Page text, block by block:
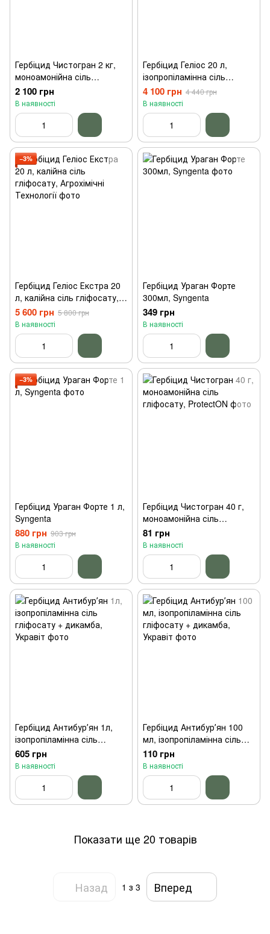
Гербіцид Чистогран 2 кг,
моноамонійна сіль
гліфосату, ProtectON
2 100 грн
В наявності
Гербіцид Геліос 20 л,
ізопропіламінна сіль
гліфосату, Агрохімічні
Технології
4 100 грн 4 440 грн
В наявності
−3%
Гербіцид Геліос Екстра 20
л, калійна сіль гліфосату,
Агрохімічні Технології
5 600 грн 5 800 грн
В наявності
Гербіцид Ураган Форте
300мл, Syngenta
349 грн
В наявності
−3%
Гербіцид Ураган Форте 1 л,
Syngenta
880 грн 903 грн
В наявності
Гербіцид Чистогран 40 г,
моноамонійна сіль
гліфосату, ProtectON
81 грн
В наявності
Гербіцид Антибурʼян 1л,
ізопропіламінна сіль
гліфосату + дикамба,
Укравіт
605 грн
В наявності
Гербіцид Антибурʼян 100
мл, ізопропіламінна сіль
гліфосату + дикамба,
Укравіт
110 грн
В наявності
Показати ще 20 товарів
Назад 1 з 3 Вперед